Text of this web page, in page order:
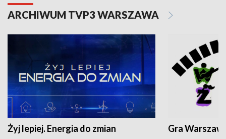
ARCHIWUM TVP3 WARSZAWA
Żyj lepiej. Energia do zmian Gra